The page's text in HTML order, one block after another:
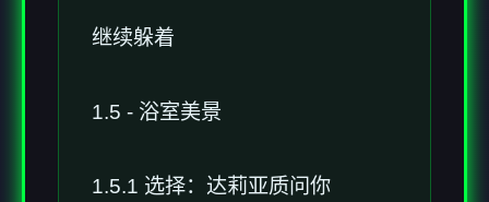
继续躲着
1.5 - 浴室美景
1.5.1 选择：达莉亚质问你